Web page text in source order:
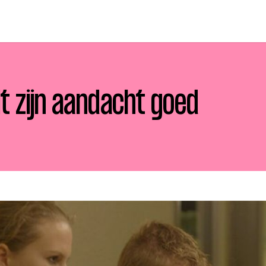
zijn aandacht goed